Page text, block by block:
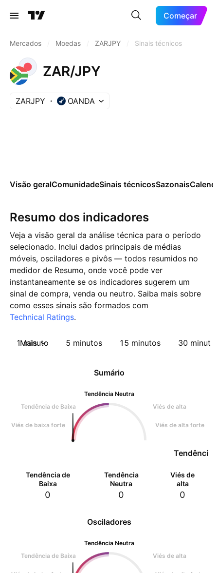
Começar
Mercados Moedas ZARJPY Sinais técnicos
ZAR/JPY
ZARJPY OANDA
Visão geralComunidadeSinais técnicosSazonais
Resumo dos indicadores
Veja a visão geral da análise técnica para o período
selecionado. Inclui dados principais de médias
móveis, osciladores e pivôs — todos resumidos no
medidor de Resumo, onde você pode ver
instantaneamente se os indicadores sugerem um
sinal de compra, venda ou neutro. Saiba mais sobre
como esses sinais são formados com
Technical Ratings.
1 minuto 5 minutos 15 minutos 30
Mais
Osciladores
Tendência Neutra
Tendência de Baixa
Viés de alta
Sumário
Tendência Neutra
Tendência de Baixa
Viés de alta
Viés de baixa forte Viés de alta forte
Tendência
Tendência de
Baixa
0
Tendência
Neutra
0
Viés de
alta
0